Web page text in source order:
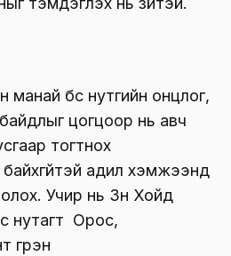
манай бүс нутгийн онцлог,
цогцоор нь авч
тогтнох
адил хэмжээнд
Учир нь Зүүн Хойд
нутагт Орос,
гүрэн